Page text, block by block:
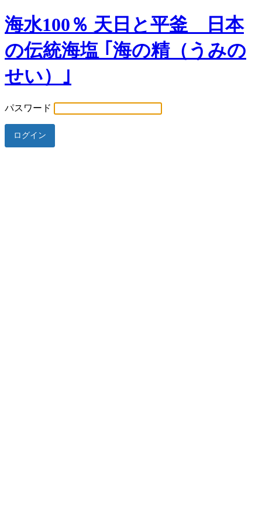
海水100％ 天日と平釜 日本
の伝統海塩 ｢海の精（うみの
せい）｣
パスワード